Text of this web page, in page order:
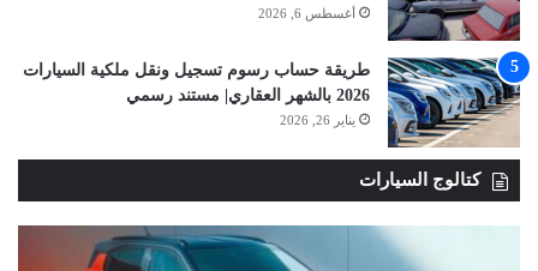
أغسطس 6, 2026
طريقة حساب رسوم تسجيل ونقل ملكية السيارات
2026 بالشهر العقاري| مستند رسمي
يناير 26, 2026
كتالوج السيارات